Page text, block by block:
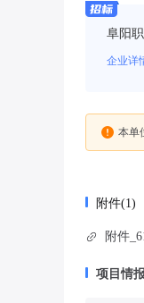
阜阳
企业详
本单
附件(1)
附件
项目情